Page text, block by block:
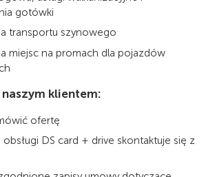
gotówki
transportu szynowego
miejsc na promach dla pojazdów
klientem:
ofertę
obsługi DS card + drive skontaktuje się z